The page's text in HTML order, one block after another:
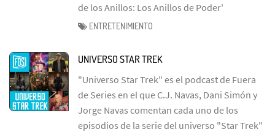
de los Anillos: Los Anillos de Poder'
ENTRETENIMIENTO
UNIVERSO STAR TREK
"Universo Star Trek" es el podcast de Fuera
de Series en el que C.J. Navas, Dani Simón y
Jorge Navas comentan cada uno de los
episodios de la serie del universo "Star Trek"